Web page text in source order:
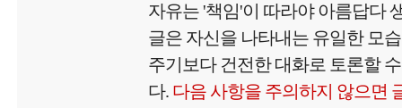
자유는 '책임'이 따라야 아름답다
글은 자신을 나타내는 유일한 모
주기보다 건전한 대화로 토론할
다. 다음 사항을 주의하지 않으면